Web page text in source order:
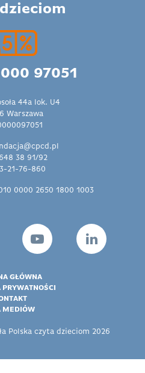
97051
44a lok. U4
Warszawa
38 91/92
21-76-860
0000 2650 1800 1003
Polska czyta dzieciom 2026
GŁÓWNA
PRYWATNOŚCI
MEDIÓW